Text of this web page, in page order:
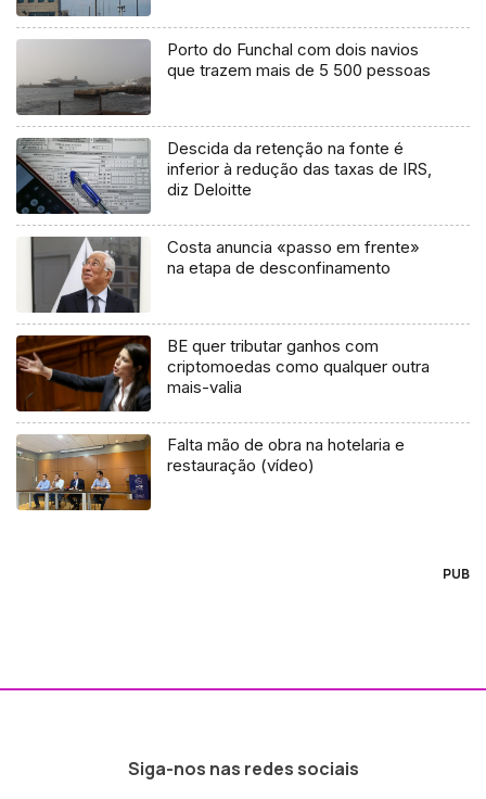
Porto do Funchal com dois navios
que trazem mais de 5 500 pessoas
Descida da retenção na fonte é
inferior à redução das taxas de IRS,
diz Deloitte
Costa anuncia «passo em frente»
na etapa de desconfinamento
BE quer tributar ganhos com
criptomoedas como qualquer outra
mais-valia
Falta mão de obra na hotelaria e
restauração (vídeo)
PUB
Siga-nos nas redes sociais